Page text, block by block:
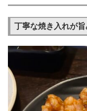
丁寧な焼き入れが